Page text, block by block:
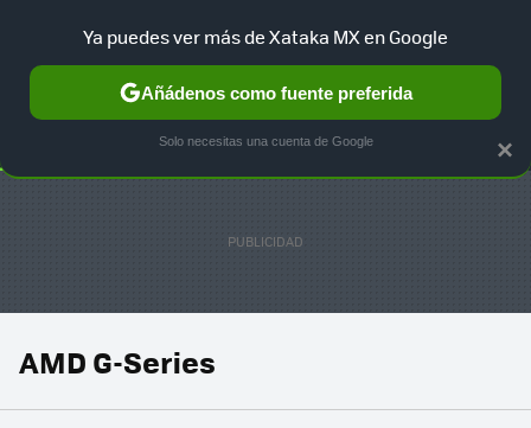
SELECCIÓN GAMING HOME AUTO TERRITORIO
AMD G-Series
×
Ya puedes ver más de Xataka MX en Google
Añádenos como fuente preferida
Solo necesitas una cuenta de Google